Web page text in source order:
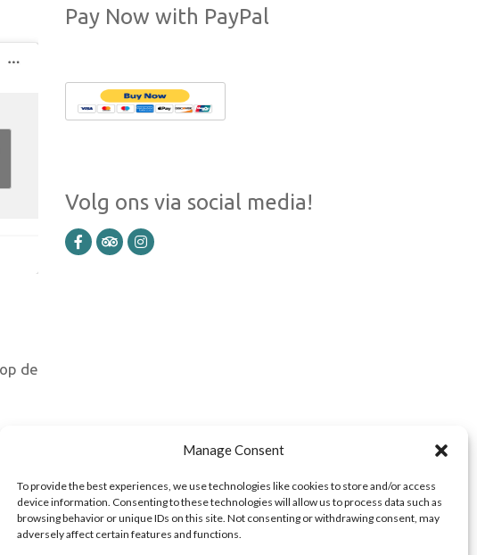
Manage Consent
To provide the best experiences, we use technologies like cookies to store and/or access
device information. Consenting to these technologies will allow us to process data such as
browsing behavior or unique IDs on this site. Not consenting or withdrawing consent, may
adversely affect certain features and functions.
de
Pay Now with PayPal
Volg ons via social media!